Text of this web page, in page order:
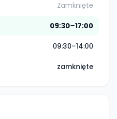
Zamknięte
09:30–17:00
09:30–14:00
zamknięte